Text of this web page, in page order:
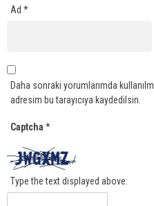
Ad *
Daha sonraki yorumlarımda
adresim bu tarayıcıya kaydedilsin.
Captcha *
Type the text displayed above: